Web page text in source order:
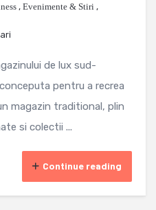
, Evenimente & Stiri ,
de lux sud-
pentru a recrea
magazin traditional, plin
si colectii ...
Continue reading